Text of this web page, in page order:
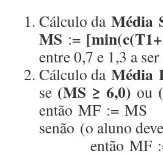
Cálculo da Média
MS :=
entre 0,7 e 1,3 a
Cálculo da Média
se (MS ≥ 6,0) ou
então MF := MS
senão (o aluno
então MF :=